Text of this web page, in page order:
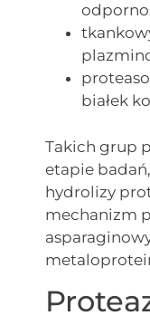
białek
Takich grup
etapie
hydrolizy
mechanizm